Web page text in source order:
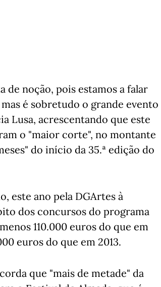
de noção, pois estamos a falar
é sobretudo o grande evento
Lusa, acrescentando que este
o "maior corte", no montante
do início da 35.ª edição do
este ano pela DGArtes à
dos concursos do programa
110.000 euros do que em
euros do que em 2013.
que "mais de metade" da